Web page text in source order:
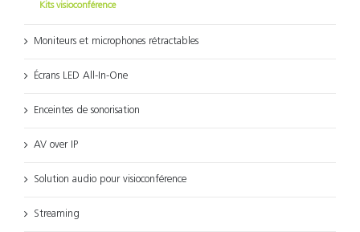
Kits visioconférence
Moniteurs et microphones rétractables
Écrans LED All-In-One
Enceintes de sonorisation
AV over IP
Solution audio pour visioconférence
Streaming